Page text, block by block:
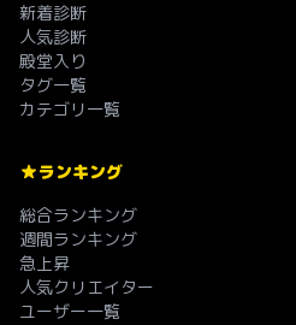
新着診断
人気診断
殿堂入り
タグ一覧
カテゴリ一覧
ランキング
総合ランキング
週間ランキング
急上昇
人気クリエイター
ユーザー一覧